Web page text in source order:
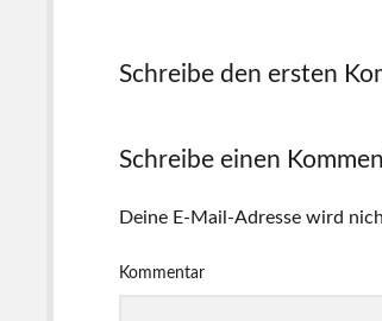
Schreibe den ersten
Schreibe einen
Deine E-Mail-Adresse wird
Kommentar